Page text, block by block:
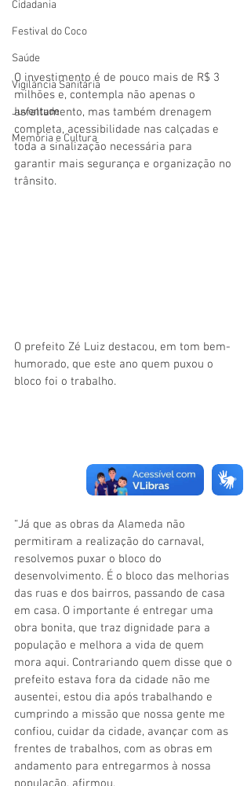
Cidadania
Festival do Coco
Saúde
Vigilãncia Sanitária
Juventude
Memória e Cultura
O investimento é de pouco mais de R$ 3
milhões e, contempla não apenas o
asfaltamento, mas também drenagem
completa, acessibilidade nas calçadas e
toda a sinalização necessária para
garantir mais segurança e organização no
trânsito.
O prefeito Zé Luiz destacou, em tom bem-
humorado, que este ano quem puxou o
bloco foi o trabalho.
“Já que as obras da Alameda não
permitiram a realização do carnaval,
resolvemos puxar o bloco do
desenvolvimento. É o bloco das melhorias
das ruas e dos bairros, passando de casa
em casa. O importante é entregar uma
obra bonita, que traz dignidade para a
população e melhora a vida de quem
mora aqui. Contrariando quem disse que o
prefeito estava fora da cidade não me
ausentei, estou dia após trabalhando e
cumprindo a missão que nossa gente me
confiou, cuidar da cidade, avançar com as
frentes de trabalhos, com as obras em
andamento para entregarmos à nossa